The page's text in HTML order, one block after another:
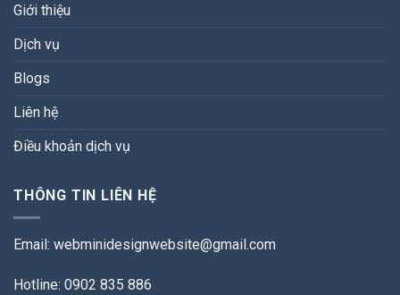
Giới thiệu
Dịch vụ
Blogs
Liên hệ
Điều khoản dịch vụ
THÔNG TIN LIÊN HỆ
Email: webminidesignwebsite@gmail.com
Hotline: 0902 835 886